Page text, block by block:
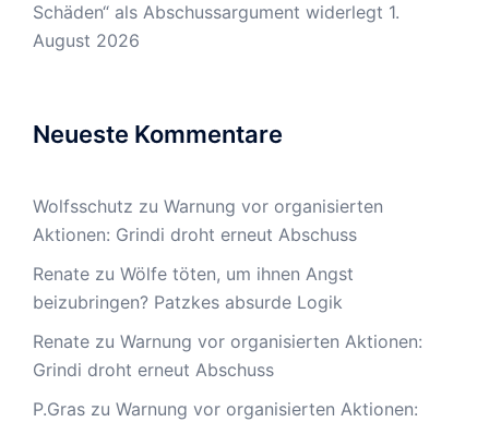
Schäden“ als Abschussargument widerlegt 1.
August 2026
Neueste Kommentare
Wolfsschutz zu Warnung vor organisierten
Aktionen: Grindi droht erneut Abschuss
Renate zu Wölfe töten, um ihnen Angst
beizubringen? Patzkes absurde Logik
Renate zu Warnung vor organisierten Aktionen:
Grindi droht erneut Abschuss
P.Gras zu Warnung vor organisierten Aktionen: